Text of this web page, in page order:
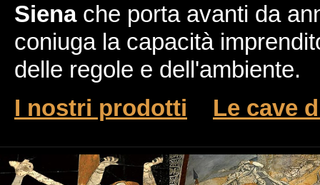
Sienache porta avanti da
coniuga la capacità
delle regole e dell'ambiente.
I nostri prodotti
Le cave